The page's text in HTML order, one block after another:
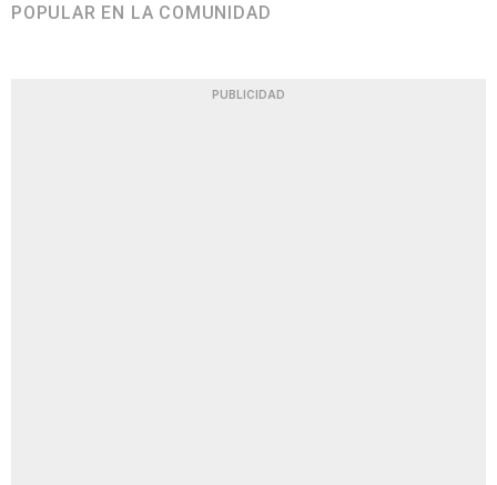
POPULAR EN LA COMUNIDAD
PUBLICIDAD